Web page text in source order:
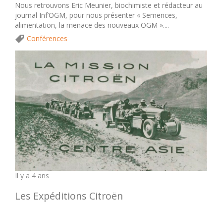
Nous retrouvons Eric Meunier, biochimiste et rédacteur au
journal Inf’OGM, pour nous présenter « Semences,
alimentation, la menace des nouveaux OGM »....
Conférences
Il y a 4 ans
Les Expéditions Citroën